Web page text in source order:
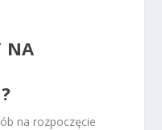
NA
na rozpoczęcie